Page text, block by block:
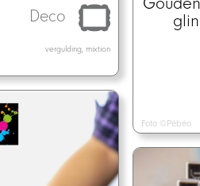
Foto ©Pébéo
Deco
vergulding, mixtion